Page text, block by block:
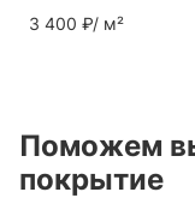
3 400 ₽/ м²
Поможем
покрытие